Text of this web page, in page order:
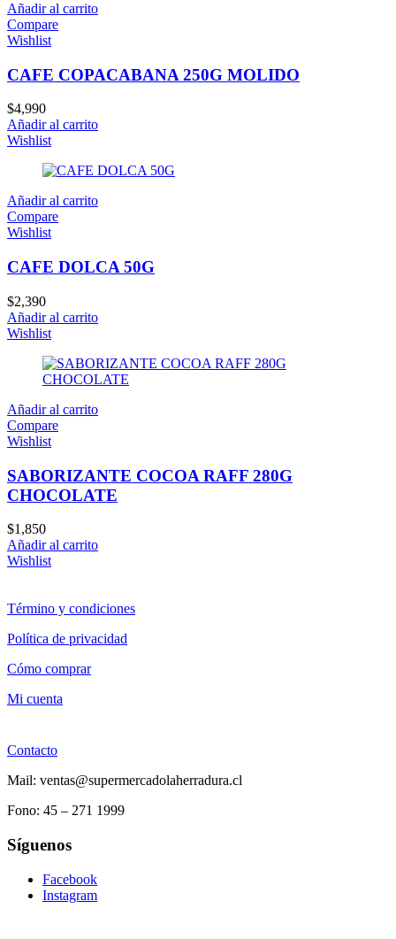
Añadir al carrito
Compare
Wishlist
CAFE COPACABANA 250G MOLIDO
$4,990
Añadir al carrito
Wishlist
Añadir al carrito
Compare
Wishlist
CAFE DOLCA 50G
$2,390
Añadir al carrito
Wishlist
Añadir al carrito
Compare
Wishlist
SABORIZANTE COCOA RAFF 280G
CHOCOLATE
$1,850
Añadir al carrito
Wishlist
Término y condiciones
Política de privacidad
Cómo comprar
Mi cuenta
Contacto
Mail: ventas@supermercadolaherradura.cl
Fono: 45 – 271 1999
Síguenos
Facebook
Instagram